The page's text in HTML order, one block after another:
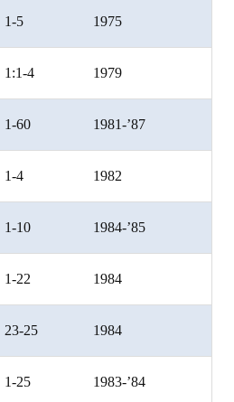
1-5 1975
1:1-4 1979
1-60 1981-’87
1-4 1982
1-10 1984-’85
1-22 1984
23-25 1984
1-25 1983-’84